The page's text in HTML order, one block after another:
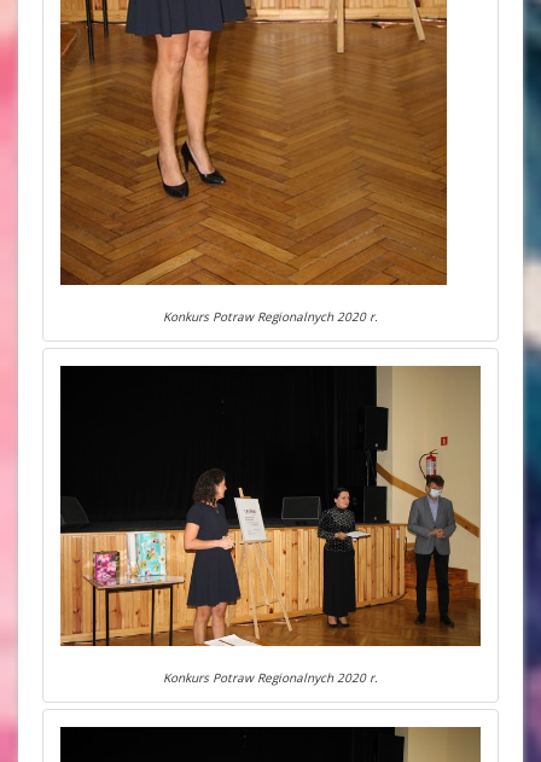
Konkurs Potraw Regionalnych 2020 r.
Konkurs Potraw Regionalnych 2020 r.